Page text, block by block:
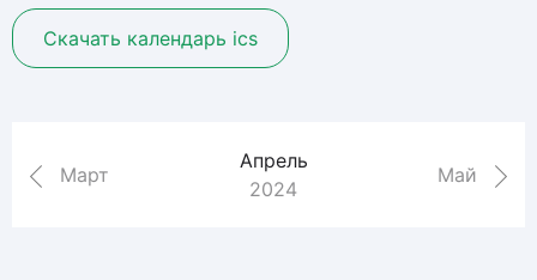
Скачать календарь ics
Март
Апрель
2024
Май